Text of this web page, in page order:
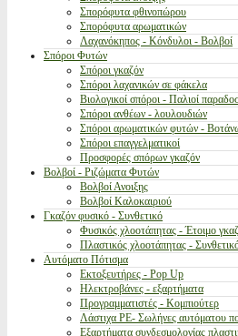
Σπορόφυτα φθινοπώρου
Σπορόφυτα αρωματικών
Λαχανόκηπος - Κόνδυλοι - Βολβοί
Σπόροι Φυτών
Σπόροι γκαζόν
Σπόροι λαχανικών σε φάκελα
Βιολογικοί σπόροι - Παλιοί
Σπόροι ανθέων - λουλουδιών
Σπόροι αρωματικών φυτών -
Σπόροι επαγγελματικοί
Προσφορές σπόρων γκαζόν
Βολβοί - Ριζώματα Φυτών
Βολβοί Ανοιξης
Βολβοί Καλοκαιριού
Γκαζόν φυσικό - Συνθετικό
Φυσικός χλοοτάπητας - Έτοιμο
Πλαστικός χλοοτάπητας -
Αυτόματο Πότισμα
Εκτοξευτήρες - Pop Up
Ηλεκτροβάνες - εξαρτήματα
Προγραμματιστές - Κομπιούτερ
Λάστιχα PE- Σωλήνες αυτόματου
Εξαρτήματα συνδεσμολογίας